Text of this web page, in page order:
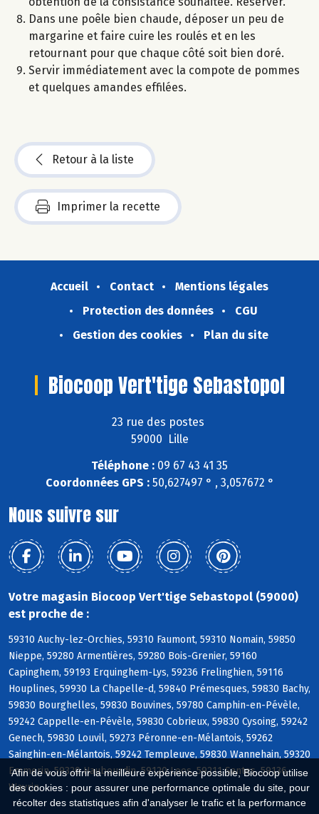
Afin de vous offrir la meilleure expérience possible, Biocoop utilise
des cookies : pour assurer une performance optimale du site, pour
récolter des statistiques afin d'analyser le trafic et la performance
Dans une poêle bien chaude, déposer un peu de
margarine et faire cuire les roulés et en les
retournant pour que chaque côté soit bien doré.
Servir immédiatement avec la compote de pommes
et quelques amandes effilées.
Retour à la liste
Imprimer la recette
Accueil Contact
Mentions légales
Protection des données
CGU
Gestion des cookies
Plan du site
Biocoop Vert'tige Sebastopol
23 rue des postes
59000 Lille
Téléphone : 09 67 43 41 35
Coordonnées GPS :50,627497 ° , 3,057672 °
Nous suivre sur
Votre magasin Biocoop Vert'tige Sebastopol (59000)
est proche de :
59310 Auchy-lez-Orchies, 59310 Faumont, 59310 Nomain, 59850
Nieppe, 59280 Armentières, 59280 Bois-Grenier, 59160
Capinghem, 59193 Erquinghem-Lys, 59236 Frelinghien, 59116
Houplines, 59930 La Chapelle-d, 59840 Prémesques, 59830 Bachy,
59830 Bourghelles, 59830 Bouvines, 59780 Camphin-en-Pévèle,
59242 Cappelle-en-Pévèle, 59830 Cobrieux, 59830 Cysoing, 59242
Genech, 59830 Louvil, 59273 Péronne-en-Mélantois, 59262
Sainghin-en-Mélantois, 59242 Templeuve, 59830 Wannehain, 59320
Emmerin, 59320 Haubourdin, 59120 Loos, 59211 Santes, 59136
Wavrin